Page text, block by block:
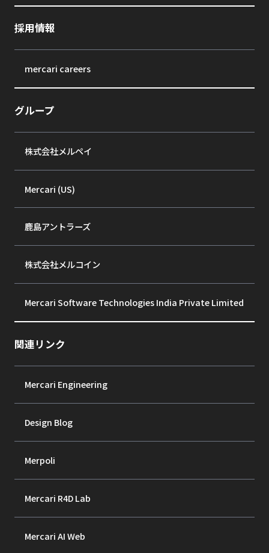
採用情報
mercari careers
グループ
株式会社メルペイ
Mercari (US)
鹿島アントラーズ
株式会社メルコイン
Mercari Software Technologies India Private Limited
関連リンク
Mercari Engineering
Design Blog
Merpoli
Mercari R4D Lab
Mercari AI Web